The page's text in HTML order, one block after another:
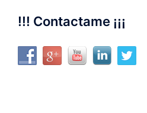
!!! Contactame ¡¡¡